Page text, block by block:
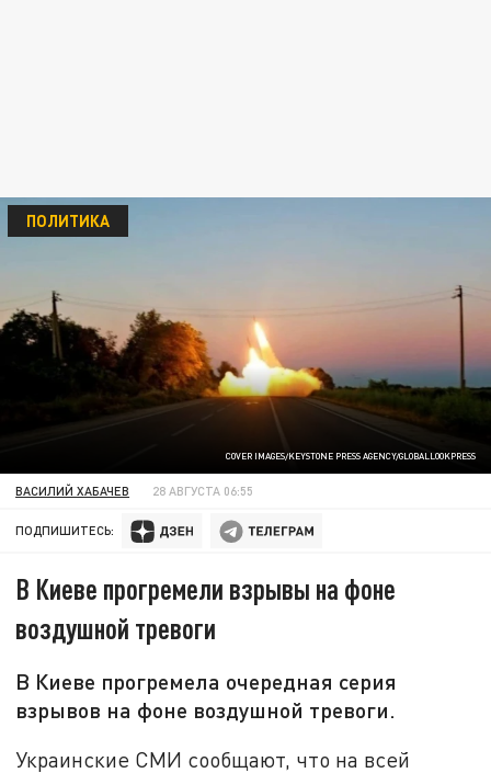
COVER IMAGES/KEYSTONE PRESS AGENCY/GLOBALLOOKPRESS
ПОЛИТИКА
ВАСИЛИЙ ХАБАЧЕВ 28 АВГУСТА 06:55
ПОДПИШИТЕСЬ:
В Киеве прогремели взрывы на фоне
воздушной тревоги
В Киеве прогремела очередная серия
взрывов на фоне воздушной тревоги.
Украинские СМИ сообщают, что на всей